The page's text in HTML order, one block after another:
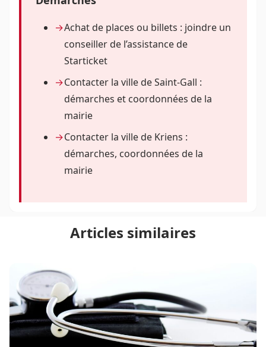
Achat de places ou billets : joindre un
conseiller de l’assistance de
Starticket
Contacter la ville de Saint-Gall :
démarches et coordonnées de la
mairie
Contacter la ville de Kriens :
démarches, coordonnées de la
mairie
Articles similaires